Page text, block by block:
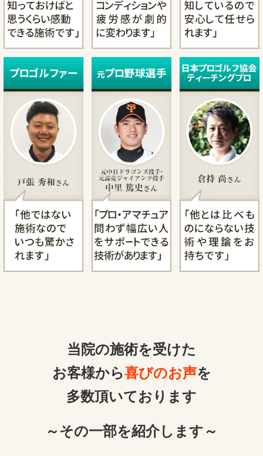
当院の施術を受けた
お客様から喜びのお声を
多数頂いております
～その一部を紹介します～